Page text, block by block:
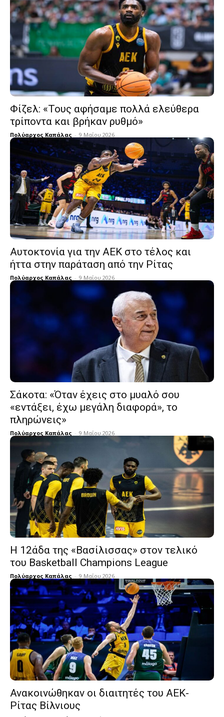
Φίζελ: «Τους αφήσαμε πολλά ελεύθερα
τρίποντα και βρήκαν ρυθμό»
Πολύαρχος Καπάλας - 9 Μαΐου 2026
Αυτοκτονία για την ΑΕΚ στο τέλος και
ήττα στην παράταση από την Ρίτας
Πολύαρχος Καπάλας - 9 Μαΐου 2026
Σάκοτα: «Όταν έχεις στο μυαλό σου
«εντάξει, έχω μεγάλη διαφορά», το
πληρώνεις»
Πολύαρχος Καπάλας - 9 Μαΐου 2026
Η 12άδα της «Βασίλισσας» στον τελικό
του Basketball Champions League
Πολύαρχος Καπάλας - 9 Μαΐου 2026
Ανακοινώθηκαν οι διαιτητές του ΑΕΚ-
Ρίτας Βίλνιους